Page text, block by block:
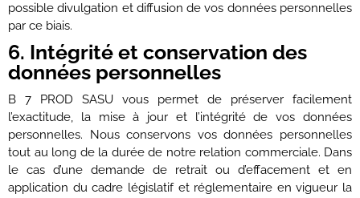
possible divulgation et diffusion de vos données personnelles
par ce biais.
6. Intégrité et conservation des
données personnelles
B 7 PROD SASU vous permet de préserver facilement
l’exactitude, la mise à jour et l’intégrité de vos données
personnelles. Nous conservons vos données personnelles
tout au long de la durée de notre relation commerciale. Dans
le cas d’une demande de retrait ou d’effacement et en
application du cadre législatif et réglementaire en vigueur la